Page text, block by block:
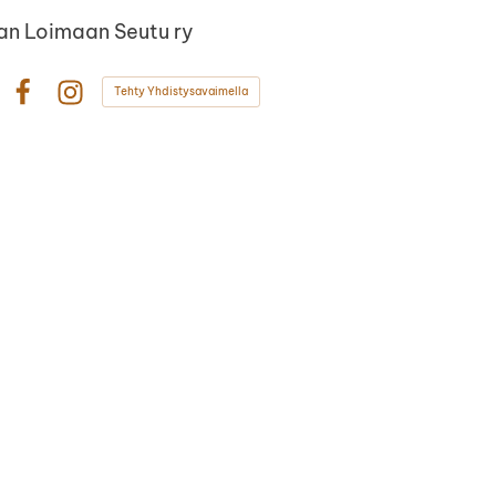
Loimaan Seutu ry
Tehty Yhdistysavaimella